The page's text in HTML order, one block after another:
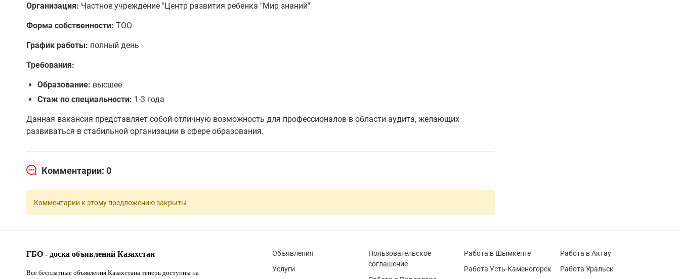
Организация: Частное учреждение "Центр развития ребенка "Мир знаний"
Форма собственности: ТОО
График работы: полный день
Требования:
Образование: высшее
Стаж по специальности: 1-3 года
Данная вакансия представляет собой отличную возможность для профессионалов в области аудита, желающих
развиваться в стабильной организации в сфере образования.
Комментарии: 0
Комментарии к этому предложению закрыты
ГБО - доска объявлений Казахстан
Все бесплатные объявления Казахстана теперь доступны на
Объявления
Услуги
Пользовательское
соглашение
Работа в Шымкенте
Работа Усть-Каменогорск
Работа в Актау
Работа Уральск